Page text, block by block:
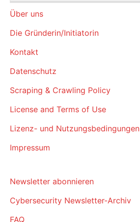
Über uns
Die Gründerin/Initiatorin
Kontakt
Datenschutz
Scraping & Crawling Policy
License and Terms of Use
Lizenz- und Nutzungsbedingungen
Impressum
Newsletter abonnieren
Cybersecurity Newsletter-Archiv
FAQ